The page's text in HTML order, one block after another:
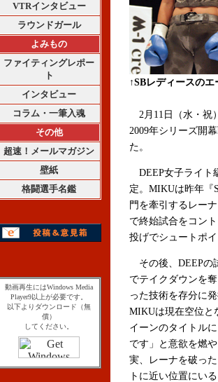
VTRインタビュー
ラウンドガール
よみもの
ファイティングレポー
ト
インタビュー
コラム・一筆入魂
その他
超速！メールマガジン
壁紙
格闘選手名鑑
動画再生にはWindows Media
Player9以上が必要です。
以下よりダウンロード（無
償）
してください。
↑SBレディースの
2月11日（水・祝
2009年シリーズ開
た。
DEEP女子ライト
定。MIKUは昨年『
門を牽引するレー
で終始試合をコン
投げでシュートポ
その後、DEEPの
でテイクダウンを
った技術を存分に
MIKUは現在空位と
イーンのタイトル
です」と意欲を燃
実、レーナを破っ
トに近い位置にい